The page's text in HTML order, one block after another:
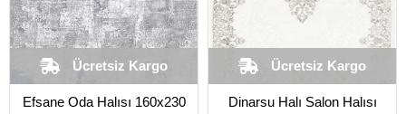
Efsane Oda Halısı 160x230
Ücretsiz Kargo
Dinarsu Halı Salon Halısı
Ücretsiz Kargo